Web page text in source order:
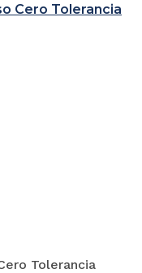
Cero Tolerancia
Tolerancia